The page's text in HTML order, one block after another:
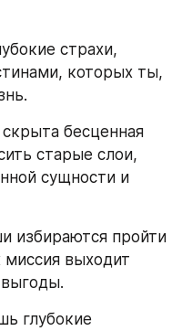
страхи,
которых ты,
бесценная
старые слои,
сущности и
избираются пройти
миссия выходит
глубокие